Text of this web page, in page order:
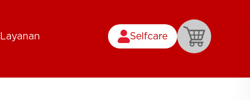
Layanan Selfcare